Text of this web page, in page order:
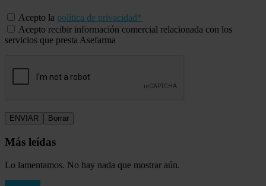
Acepto la política de privacidad*
Acepto recibir información comercial relacionada con los
servicios que presta Asefarma
Más leídas
Lo lamentamos. No hay nada que mostrar aún.